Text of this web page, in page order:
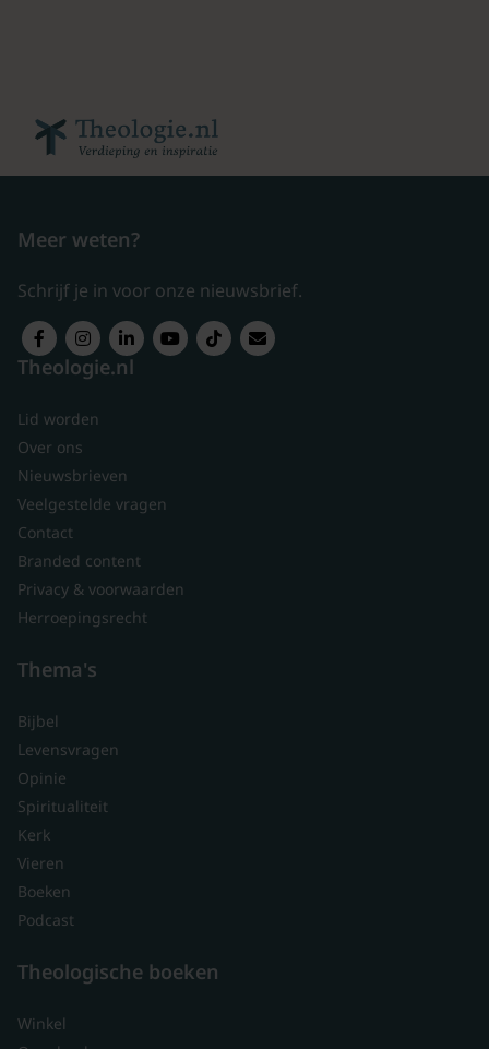
Meer weten?
Schrijf je in voor onze nieuwsbrief.
Theologie.nl
Lid worden
Over ons
Nieuwsbrieven
Veelgestelde vragen
Contact
Branded content
Privacy & voorwaarden
Herroepingsrecht
Thema's
Bijbel
Levensvragen
Opinie
Spiritualiteit
Kerk
Vieren
Boeken
Podcast
Theologische boeken
Winkel